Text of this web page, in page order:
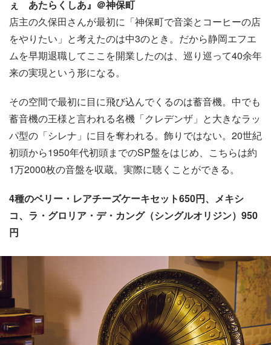
ぇ あたらくしあ』＠神保町
店主の久保田さんが最初に「神保町で音楽とコーヒーの店
をやりたい」と考えたのは中3のとき。だから静岡エフエ
ムを早期退職してここを開業したのは、巡り巡って40余年
来の実現という形になる。
その空間で最初に目に飛び込んでくるのは蓄音機。中でも
蓄音機の王様と言われる名機「クレデンザ」と大きなラッ
パ型の「シレナ」に目を奪われる。飾りではない。20世紀
初頭から1950年代初頭までのSP盤をはじめ、こちらは約
1万2000枚の音盤を収蔵。実際に聴くことができる。
4種のベリー・レアチーズケーキセット650円、メキシ
コ、ラ・グロリア・デ・カング（シングルオリジン）950
円